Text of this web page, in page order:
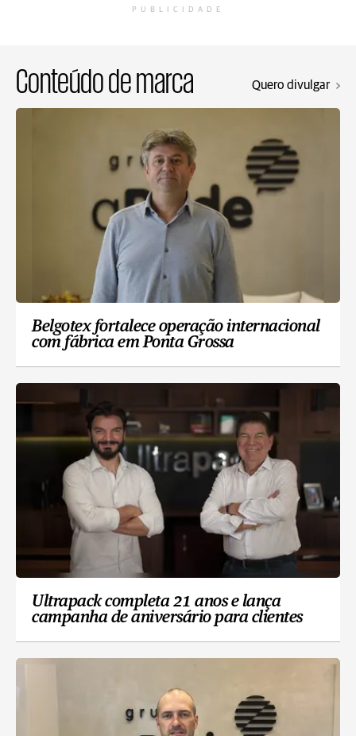
PUBLICIDADE
Conteúdo de marca Quero divulgar
Belgotex fortalece operação internacional
com fábrica em Ponta Grossa
Ultrapack completa 21 anos e lança
campanha de aniversário para clientes